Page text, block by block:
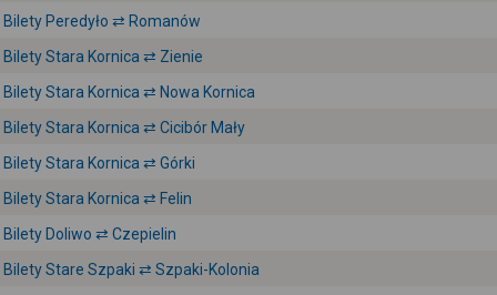
Bilety Peredyło ⇄ Romanów
Bilety Stara Kornica ⇄ Zienie
Bilety Stara Kornica ⇄ Nowa Kornica
Bilety Stara Kornica ⇄ Cicibór Mały
Bilety Stara Kornica ⇄ Górki
Bilety Stara Kornica ⇄ Felin
Bilety Doliwo ⇄ Czepielin
Bilety Stare Szpaki ⇄ Szpaki-Kolonia